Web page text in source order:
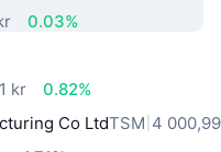
0.03%
kr
0.82%
Co LtdTSM 4